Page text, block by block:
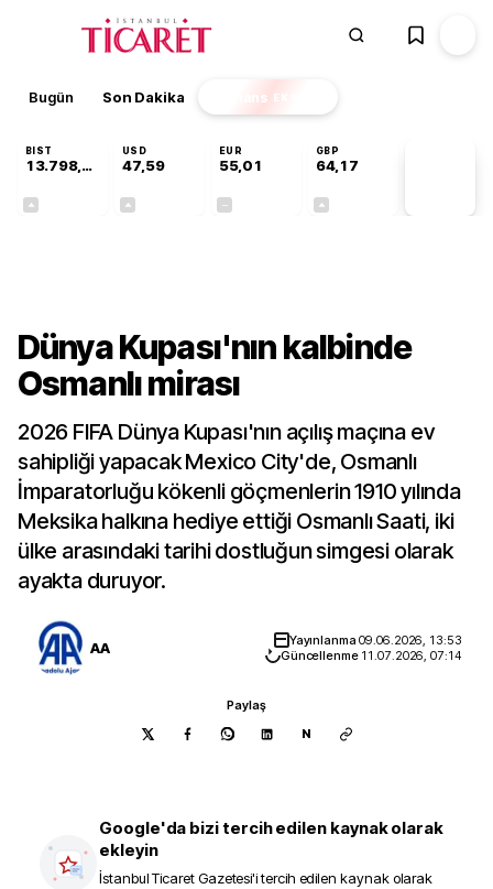
Bugün Son Dakika Finans EKSTRA
BIST
13.798,82
USD
47,59
EUR
55,01
GBP
64,17
Dünya Kupası'nın kalbinde
Osmanlı mirası
2026 FIFA Dünya Kupası'nın açılış maçına ev
sahipliği yapacak Mexico City'de, Osmanlı
İmparatorluğu kökenli göçmenlerin 1910 yılında
Meksika halkına hediye ettiği Osmanlı Saati, iki
ülke arasındaki tarihi dostluğun simgesi olarak
ayakta duruyor.
AA Yayınlanma09.06.2026, 13:53
Güncellenme 11.07.2026, 07:14
Paylaş
N
Google'da bizi tercih edilen kaynak olarak
ekleyin
İstanbul Ticaret Gazetesi'i tercih edilen kaynak olarak